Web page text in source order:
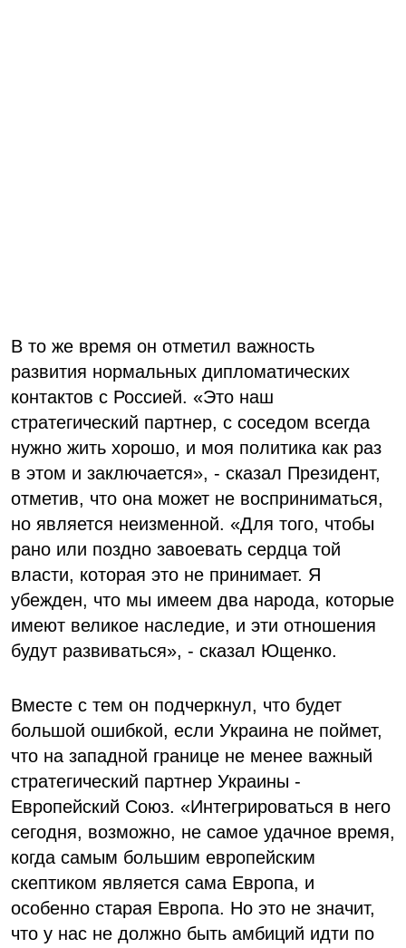
В то же время он отметил важность
развития нормальных дипломатических
контактов с Россией. «Это наш
стратегический партнер, с соседом всегда
нужно жить хорошо, и моя политика как раз
в этом и заключается», - сказал Президент,
отметив, что она может не восприниматься,
но является неизменной. «Для того, чтобы
рано или поздно завоевать сердца той
власти, которая это не принимает. Я
убежден, что мы имеем два народа, которые
имеют великое наследие, и эти отношения
будут развиваться», - сказал Ющенко.
Вместе с тем он подчеркнул, что будет
большой ошибкой, если Украина не поймет,
что на западной границе не менее важный
стратегический партнер Украины -
Европейский Союз. «Интегрироваться в него
сегодня, возможно, не самое удачное время,
когда самым большим европейским
скептиком является сама Европа, и
особенно старая Европа. Но это не значит,
что у нас не должно быть амбиций идти по